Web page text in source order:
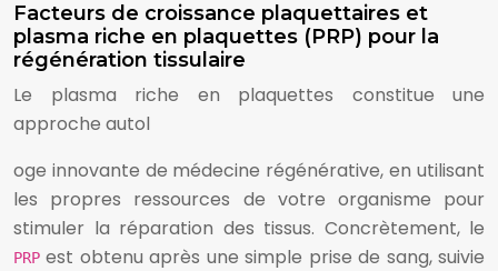
Facteurs de croissance plaquettaires et
plasma riche en plaquettes (PRP) pour la
régénération tissulaire
Le plasma riche en plaquettes constitue une
approche autol
oge innovante de médecine régénérative, en utilisant
les propres ressources de votre organisme pour
stimuler la réparation des tissus. Concrètement, le
PRP est obtenu après une simple prise de sang, suivie